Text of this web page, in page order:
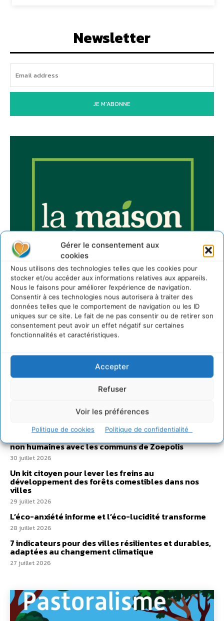
Gérer le consentement aux
cookies
Nous utilisons des technologies telles que les cookies pour
stocker et/ou accéder aux informations relatives aux appareils.
Nous le faisons pour améliorer l’expérience de navigation.
Consentir à ces technologies nous autorisera à traiter des
données telles que le comportement de navigation ou les ID
uniques sur ce site. Le fait de ne pas consentir ou de retirer son
consentement peut avoir un effet négatif sur certaines
fonctionnalités et caractéristiques.
Accepter
Refuser
Voir les préférences
Politique de cookies Politique de confidentialité
Newsletter
JE M'ABONNE
Sur Cdurable
hydrique et déréglé tout le territoire (2020-2026)
non humaines avec les communs de Zoepolis
30 juillet 2026
Un kit citoyen pour lever les freins au
développement des forêts comestibles dans nos
villes
29 juillet 2026
L’éco-anxiété informe et l’éco-lucidité transforme
28 juillet 2026
7 indicateurs pour des villes résilientes et durables,
adaptées au changement climatique
27 juillet 2026